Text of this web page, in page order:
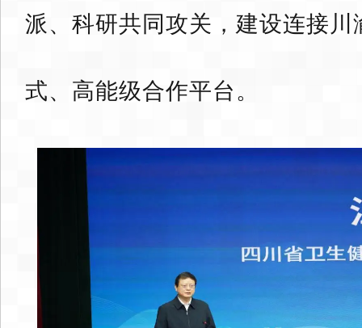
派、科研共同攻关，建设连接
式、高能级合作平台。